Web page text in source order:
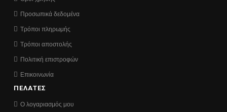
Προσωπικά δεδομένα
Τρόποι πληρωμής
Τρόποι αποστολής
Πολιτική επιστροφών
Επικοινωνία
ΠΕΛΑΤΕΣ
Ο λογαριασμός μου